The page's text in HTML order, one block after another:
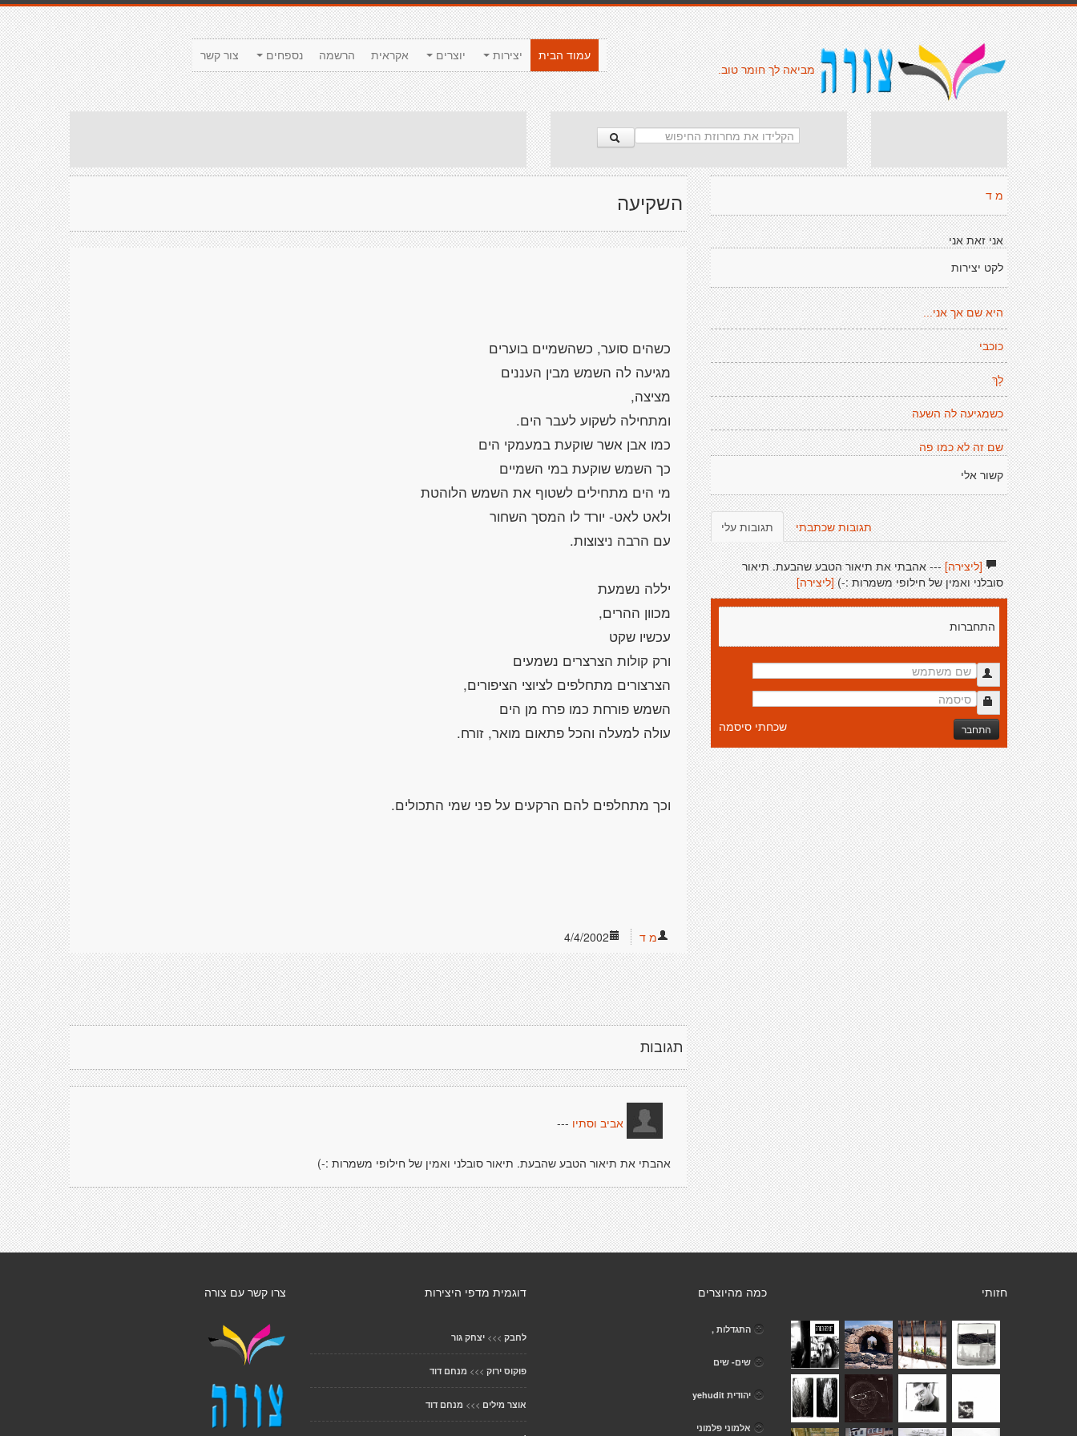
צור קשר נספחים הרשמה אקראית יוצרים יצירות
עמוד הבית
מביאה לך חומר טוב.
השקיעה
4/4/2002 מ ד
תגובות
אביב וסתיו ---
אהבתי את תיאור הטבע שהבעת. תיאור סובלני ואמין של חילופי משמרות :-)
מ ד
אני זאת אני
לקט יצירות
היא שם אך אני...
כוכבי
לָךְ
כשמגיעה לה השעה
שם זה לא כמו פה
קשור אלי
תגובות עלי תגובות שכתבתי
[ליצירה]--- אהבתי את תיאור הטבע שהבעת. תיאור
סובלני ואמין של חילופי משמרות :-) [ליצירה]
התחברות
התחבר שכחתי סיסמה
צרו קשר עם צורה דוגמית מדפי היצירות
לחבק >>> יצחק גור
פוקוס ירוק >>> מנחם דוד
אוצר מילים >>> מנחם דוד
כמה מהיוצרים
התגדלות ,
שים- שים
יהודית yehudit
אלמוני פלמוני
חזותי